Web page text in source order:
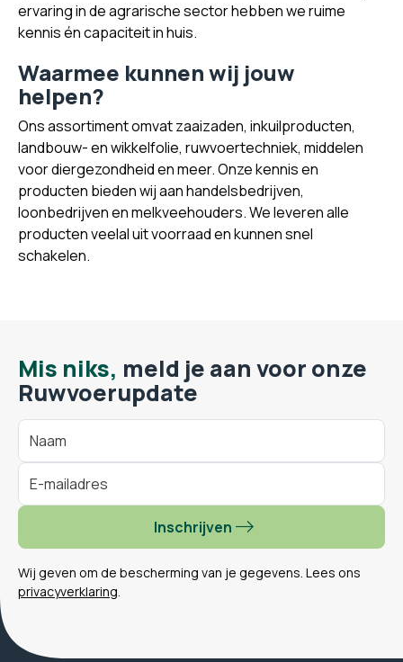
ervaring in de agrarische sector hebben we ruime
kennis én capaciteit in huis.
Waarmee kunnen wij jouw
helpen?
Ons assortiment omvat zaaizaden, inkuilproducten,
landbouw- en wikkelfolie, ruwvoertechniek, middelen
voor diergezondheid en meer. Onze kennis en
producten bieden wij aan handelsbedrijven,
loonbedrijven en melkveehouders. We leveren alle
producten veelal uit voorraad en kunnen snel
schakelen.
Mis niks, meld je aan voor onze
Ruwvoerupdate
Inschrijven
Wij geven om de bescherming van je gegevens. Lees ons
privacyverklaring.